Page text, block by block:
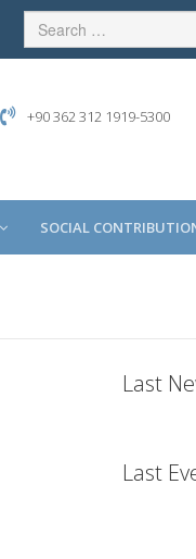
+90 362 312 1919-5300
SOCIAL
Last
Last